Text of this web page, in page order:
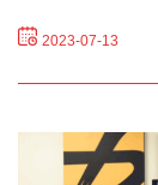
2023-07-13